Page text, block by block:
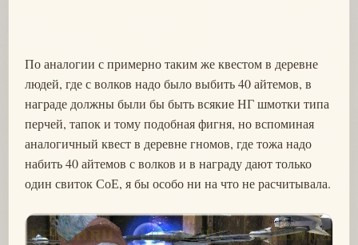
По аналогии с примерно таким же квестом в деревне
людей, где с волков надо было выбить 40 айтемов, в
награде должны были бы быть всякие НГ шмотки типа
перчей, тапок и тому подобная фигня, но вспоминая
аналогичный квест в деревне гномов, где тожа надо
набить 40 айтемов с волков и в награду дают только
один свиток СоЕ, я бы особо ни на что не расчитывала.